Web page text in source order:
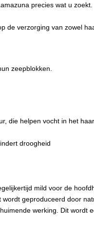
precies wat u zoekt.
de verzorging van zowel
zeepblokken.
die helpen vocht in het
droogheid
mild voor de
geproduceerd door
werking. Dit wordt